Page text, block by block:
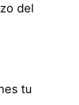
del
tu